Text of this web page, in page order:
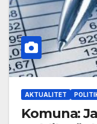
AKTUALITET
Komuna: